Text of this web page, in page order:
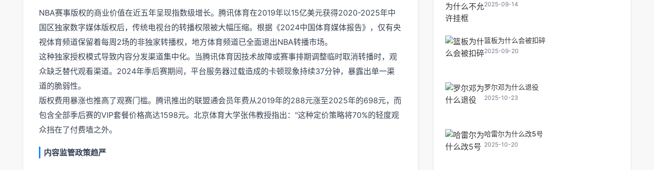
NBA赛事版权的商业价值在近五年呈现指数级增长。腾讯体育在2019年以15亿美元获得2020-2025年中
国区独家数字媒体版权后，传统电视台的转播权限被大幅压缩。根据《2024中国体育媒体报告》，仅有央
视体育频道保留着每周2场的非独家转播权，地方体育频道已全面退出NBA转播市场。
这种独家授权模式导致内容分发渠道集中化。当腾讯体育因技术故障或赛事排期调整临时取消转播时，观
众缺乏替代观看渠道。2024年季后赛期间，平台服务器过载造成的卡顿现象持续37分钟，暴露出单一渠
道的脆弱性。
版权费用暴涨也推高了观赛门槛。腾讯推出的联盟通会员年费从2019年的288元涨至2025年的698元，而
包含全部季后赛的VIP套餐价格高达1598元。北京体育大学张伟教授指出："这种定价策略将70%的轻度观
众挡在了付费墙之外。
内容监管政策趋严
2025-09-14
篮板为什么会被扣碎
2025-09-20
罗尔邓为什么退役
2025-10-23
哈雷尔为什么改5号
2025-10-20